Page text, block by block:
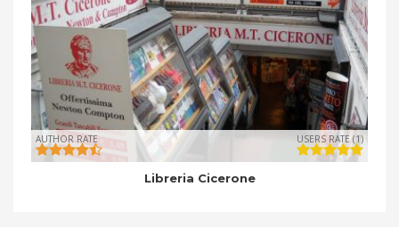
AUTHOR RATE USERS RATE (1)
Libreria Cicerone